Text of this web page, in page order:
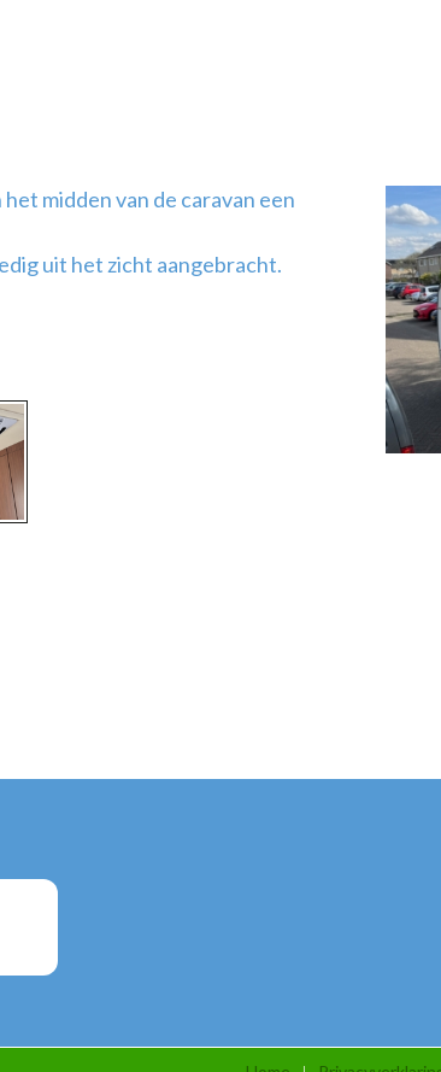
midden van de caravan een
uit het zicht aangebracht.